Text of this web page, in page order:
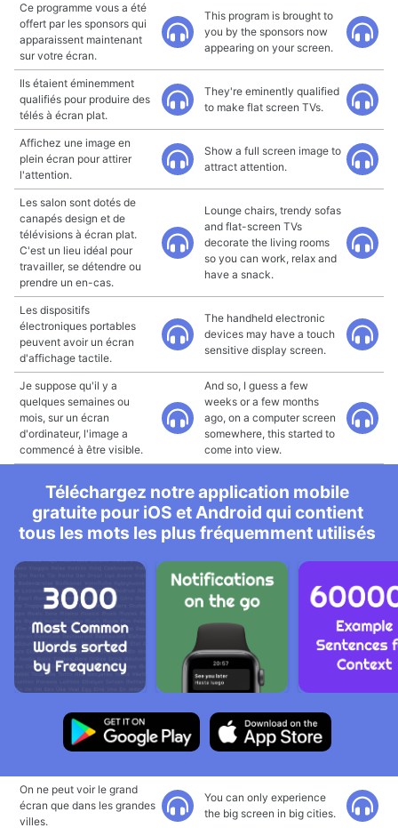
Ce programme vous a été
offert par les sponsors qui
apparaissent maintenant
sur votre écran.
This program is brought to
you by the sponsors now
appearing on your screen.
Ils étaient éminemment
qualifiés pour produire des
télés à écran plat.
They're eminently qualified
to make flat screen TVs.
Affichez une image en
plein écran pour attirer
l'attention.
Show a full screen image to
attract attention.
Les salon sont dotés de
canapés design et de
télévisions à écran plat.
C'est un lieu idéal pour
travailler, se détendre ou
prendre un en-cas.
Lounge chairs, trendy sofas
and flat-screen TVs
decorate the living rooms
so you can work, relax and
have a snack.
Les dispositifs
électroniques portables
peuvent avoir un écran
d'affichage tactile.
The handheld electronic
devices may have a touch
sensitive display screen.
Je suppose qu'il y a
quelques semaines ou
mois, sur un écran
d'ordinateur, l'image a
commencé à être visible.
And so, I guess a few
weeks or a few months
ago, on a computer screen
somewhere, this started to
come into view.
Téléchargez notre application mobile
gratuite pour iOS et Android qui contient
tous les mots les plus fréquemment utilisés
On ne peut voir le grand
écran que dans les grandes
villes.
You can only experience
the big screen in big cities.